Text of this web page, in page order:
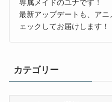
専属メイドのユナです！
最新アップデートも、ア
ェックしてお届けします！
カテゴリー